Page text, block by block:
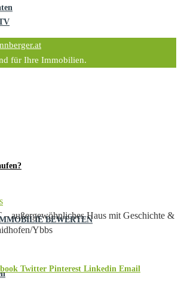
für Ihre Immobilien.
BEWERTEN
außergewöhnliches Haus mit Geschichte &
Ybbs
Twitter Pinterest Linkedin Email